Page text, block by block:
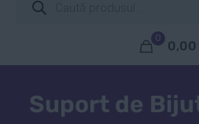
search
0
0,00
Suport de